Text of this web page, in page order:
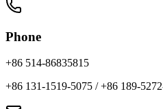
Phone
+86 514-86835815
+86 131-1519-5075 /+86 189-